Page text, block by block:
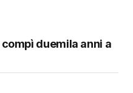
duemila anni a